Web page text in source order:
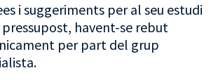
i suggeriments per al seu estudi
havent-se rebut
per part del grup